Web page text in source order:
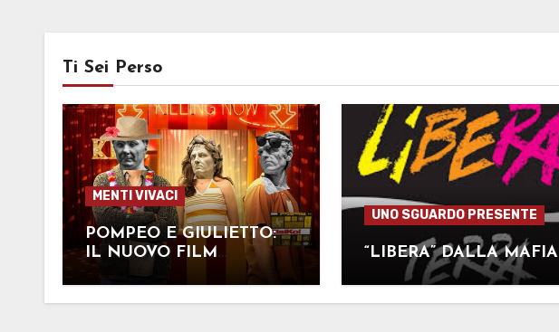
Ti Sei Perso
MENTI VIVACI
POMPEO E GIULIETTO:
IL NUOVO FILM
CANDIDATO AGLI
UNO SGUARDO PRESENTE
“LIBERA” DALLA MAFIA